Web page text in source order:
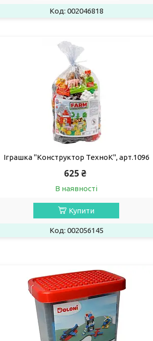
002046818
Іграшка "Конструктор ТехноК", арт.1096
625 ₴
В наявності
Купити
002056145